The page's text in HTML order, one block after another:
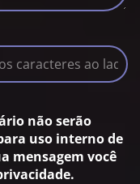
não serão
uso interno de
mensagem você